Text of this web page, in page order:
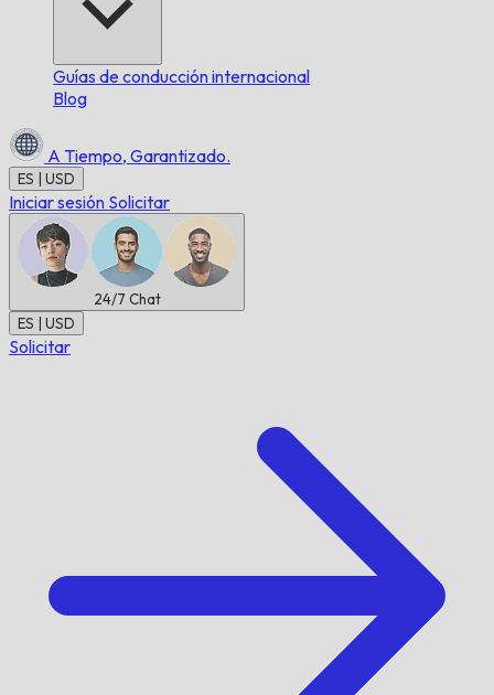
Guías de conducción internacional
Blog
A Tiempo, Garantizado.
ES | USD
Iniciar sesión Solicitar
24/7 Chat
ES | USD
Solicitar